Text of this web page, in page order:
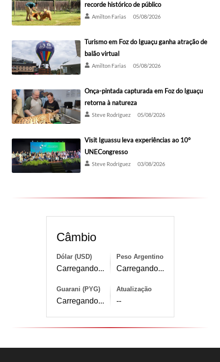
recorde histórico de público
Amilton Farias 05/08/2026
Turismo em Foz do Iguaçu ganha atração de
balão virtual
Amilton Farias 05/08/2026
Onça-pintada capturada em Foz do Iguaçu
retorna à natureza
Steve Rodríguez 05/08/2026
Visit Iguassu leva experiências ao 10º
UNECongresso
Steve Rodríguez 03/08/2026
Câmbio
Dólar (USD)
Carregando...
Peso Argentino
Carregando...
Guarani (PYG)
Carregando...
Atualização
--